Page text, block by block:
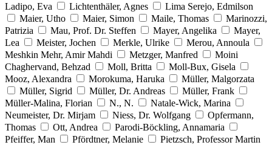
Ladipo, Eva
Lichtenthäler, Agnes
Lima Serejo, Edmilson
Maier, Utho
Maier, Simon Maile, Thomas
Marinozzi,
Patrizia
Mau, Prof. Dr. Steffen Mayer, Angelika
Mayer,
Lea
Meister, Jochen Merkle, Ulrike
Merou, Annoula
Meshkin Mehr, Amir Mahdi
Metzger, Manfred
Moini
Chaghervand, Behzad
Moll, Britta
Moll-Bux, Gisela
Mooz, Alexandra
Morokuma, Haruka
Müller, Malgorzata
Müller, Sigrid
Müller, Dr. Andreas
Müller, Frank
Müller-Malina, Florian
N., N.
Natale-Wick, Marina
Neumeister, Dr. Mirjam
Niess, Dr. Wolfgang
Opfermann,
Thomas
Ott, Andrea
Parodi-Böckling, Annamaria
Pfeiffer, Man
Pfördtner, Melanie
Pietzsch, Professor Martin